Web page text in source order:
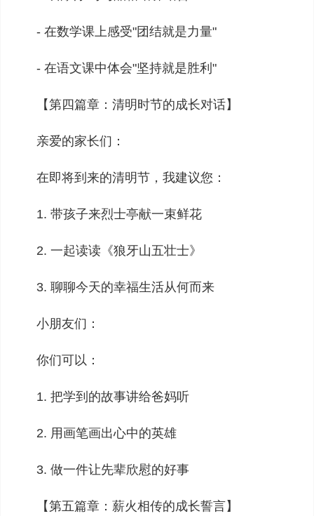
- 在数学课上感受"团结就是力量"
- 在语文课中体会"坚持就是胜利"
【第四篇章：清明时节的成长对话】
亲爱的家长们：
在即将到来的清明节，我建议您：
1. 带孩子来烈士亭献一束鲜花
2. 一起读读《狼牙山五壮士》
3. 聊聊今天的幸福生活从何而来
小朋友们：
你们可以：
1. 把学到的故事讲给爸妈听
2. 用画笔画出心中的英雄
3. 做一件让先辈欣慰的好事
【第五篇章：薪火相传的成长誓言】